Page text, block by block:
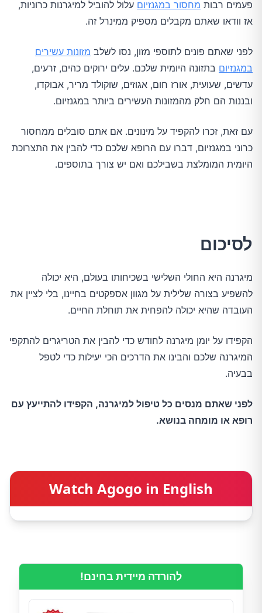
פעמים רבות מחסור במגנזיום עלול להוביל למיגרנות כרוניות,
אז וודאו שאתם מקבלים מספיק ממינרל זה.
לפני שאתם פונים לתוספי מזון, נסו לשלב מזונות עשירים
במגנזיום בתזונה היומית שלכם. עלים ירוקים כהים, זרעים,
עדשים, שעועית, אורז חום, אגוזים, שוקולד מריר, אבוקדו,
ובננות הם חלק מהמזונות העשירים ביותר במגנזיום.
עם זאת, זכרו להקפיד על מינונים. אם אתם סובלים ממחסור
כרוני במגנזיום, דברו עם הרופא שלכם כדי להבין את התצרוכת
היומית המומלצת בשבילכם ואם יש צורך בתוספים.
לסיכום
מיגרנה היא החולי השלישי בשכיחותו בעולם, היא יכולה
להשפיע בצורה שלילית על מגוון אספקטים בחיינו, בלי לציין את
העובדה שהיא יכולה להפחית את תוחלת החיים.
הקפידו על יומן מיגרנה לחודש כדי להבין את הטריגרים להתקפי
המיגרנה שלכם והבינו את הדרכים הכי יעילות כדי לטפל
בבעיה.
לפני שאתם מנסים כל טיפול למיגרנה, הקפידו להתייעץ עם
רופא או מומחה בנושא.
Watch Agogo in English
להורדה מיידית בחינם!